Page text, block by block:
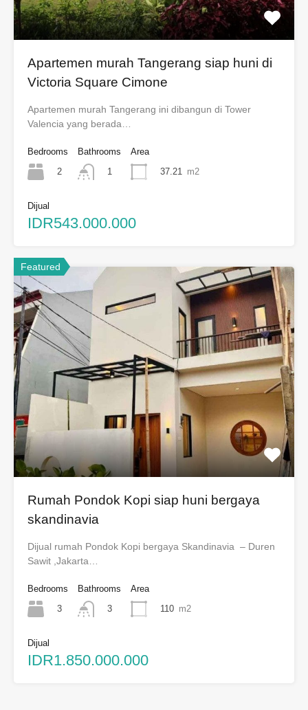
Apartemen murah Tangerang siap huni di
Victoria Square Cimone
Apartemen murah Tangerang ini dibangun di Tower
Valencia yang berada…
Bedrooms
2
Bathrooms
1
Area
37.21
m2
Dijual
IDR543.000.000
Featured
Rumah Pondok Kopi siap huni bergaya
skandinavia
Dijual rumah Pondok Kopi bergaya Skandinavia – Duren
Sawit ,Jakarta…
Bedrooms
3
Bathrooms
3
Area
110 m2
Dijual
IDR1.850.000.000